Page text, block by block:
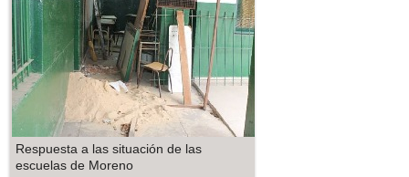
Respuesta a las situación de las
escuelas de Moreno